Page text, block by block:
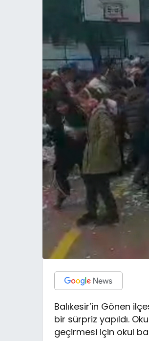
Balıkesir’in Gönen
bir sürpriz yapıldı.
geçirmesi için okul